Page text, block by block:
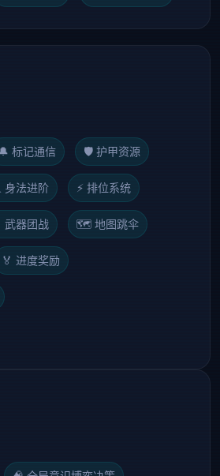
标记通信 🛡️ 护甲资源
身法进阶 ⚡ 排位系统
武器团战 🗺️ 地图跳伞
🏅 进度奖励